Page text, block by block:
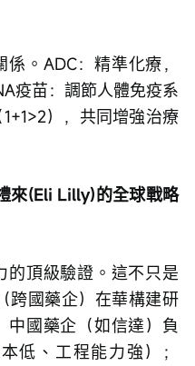
。ADC：精準化療，
疫苗：調節人體免疫系
），共同增強治療
來(Eli Lilly)的全球戰略
的頂級驗證。這不只是
跨國藥企）在華構建研
中國藥企（如信達）負
低、工程能力強）；